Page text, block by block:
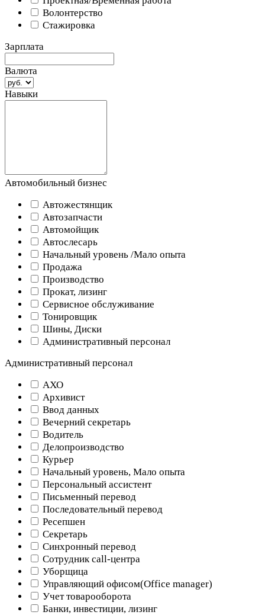
Волонтерство
Стажировка
Зарплата
Валюта
Навыки
Автомобильный бизнес
Автожестянщик
Автозапчасти
Автомойщик
Автослесарь
Начальный уровень /Мало опыта
Продажа
Производство
Прокат, лизинг
Сервисное обслуживание
Тонировщик
Шины, Диски
Административный персонал
Административный персонал
АХО
Архивист
Ввод данных
Вечерний секретарь
Водитель
Делопроизводство
Курьер
Начальный уровень, Мало опыта
Персональный ассистент
Письменный перевод
Последовательный перевод
Ресепшен
Секретарь
Синхронный перевод
Сотрудник call-центра
Уборщица
Управляющий офисом(Оffice manager)
Учет товарооборота
Банки, инвестиции, лизинг